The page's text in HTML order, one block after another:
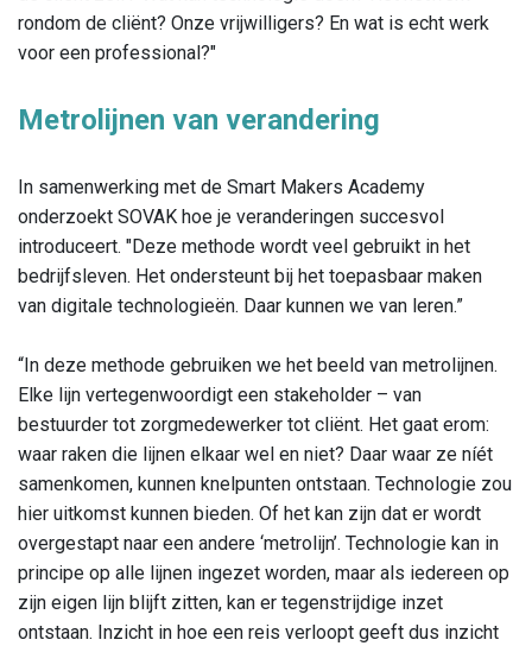
rondom de cliënt? Onze vrijwilligers? En wat is echt werk
voor een professional?"
Metrolijnen van verandering
In samenwerking met de Smart Makers Academy
onderzoekt SOVAK hoe je veranderingen succesvol
introduceert. "Deze methode wordt veel gebruikt in het
bedrijfsleven. Het ondersteunt bij het toepasbaar maken
van digitale technologieën. Daar kunnen we van leren.”
“In deze methode gebruiken we het beeld van metrolijnen.
Elke lijn vertegenwoordigt een stakeholder – van
bestuurder tot zorgmedewerker tot cliënt. Het gaat erom:
waar raken die lijnen elkaar wel en niet? Daar waar ze níét
samenkomen, kunnen knelpunten ontstaan. Technologie zou
hier uitkomst kunnen bieden. Of het kan zijn dat er wordt
overgestapt naar een andere ‘metrolijn’. Technologie kan in
principe op alle lijnen ingezet worden, maar als iedereen op
zijn eigen lijn blijft zitten, kan er tegenstrijdige inzet
ontstaan. Inzicht in hoe een reis verloopt geeft dus inzicht